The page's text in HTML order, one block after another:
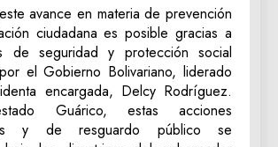
avance en materia de prevención
ciudadana es posible gracias a
de seguridad y protección social
el Gobierno Bolivariano, liderado
encargada, Delcy Rodríguez.
Guárico, estas acciones
y de resguardo público se